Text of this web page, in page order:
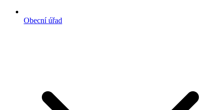
Obecní úřad